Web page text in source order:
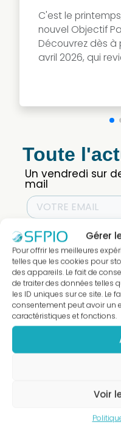
Gérer
Pour offrir les meilleures
telles que les cookies pour
des appareils. Le fait de
de traiter des données telles
les ID uniques sur ce site. Le
consentement peut avoir un
caractéristiques et fonctions.
Voir
C'est le
nouvel Objectif
Découvrez dès
avril 2026, qui
Toute
Un vendredi sur
mail
parodontologie,
conçus
praticiens
J'ACCÈDE
A LA
BOUTIQUE